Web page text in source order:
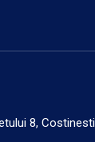
8, Costinesti